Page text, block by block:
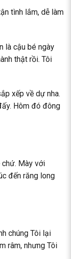
tình lắm, dễ làm
là cậu bé ngày
thật rồi. Tôi
xếp về dự nha.
Hôm đó đông
chứ. Mày với
đến răng long
chúng Tôi lại
râm, nhưng Tôi